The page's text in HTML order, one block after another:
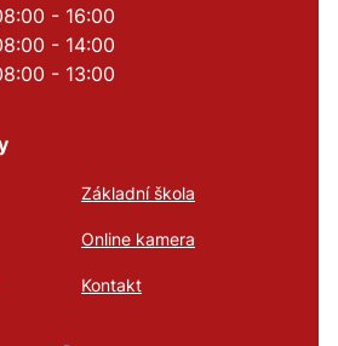
- 16:00
- 14:00
- 13:00
Základní škola
Online kamera
Kontakt